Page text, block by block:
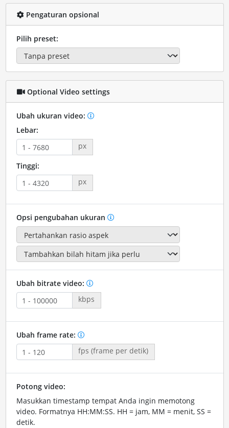
Pengaturan opsional
Pilih preset:
Optional Video settings
Ubah ukuran video:
Lebar:
px
Tinggi:
px
Opsi pengubahan ukuran
Ubah bitrate video:
kbps
Ubah frame rate:
fps (frame per detik)
Potong video:
Masukkan timestamp tempat Anda ingin memotong
video. Formatnya HH:MM:SS. HH = jam, MM = menit, SS =
detik.